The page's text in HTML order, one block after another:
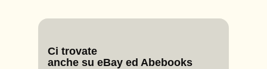
Ci trovate
anche su eBay ed Abebooks